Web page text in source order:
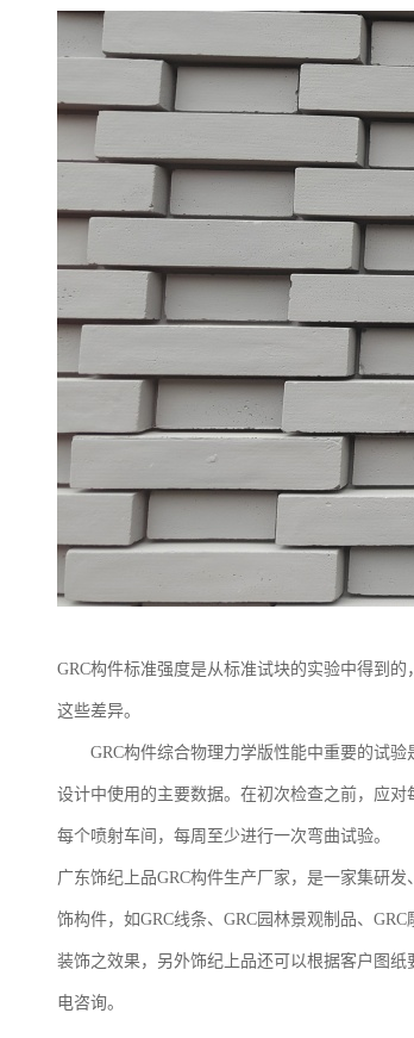
GRC构件标准强度是从标准试块的实验中得到
这些差异。
GRC构件综合物理力学版性能中重要的试验
设计中使用的主要数据。在初次检查之前，应
每个喷射车间，每周至少进行一次弯曲试验。
广东饰纪上品GRC构件生产厂家，是一家集研
饰构件，如GRC线条、GRC园林景观制品、
装饰之效果，另外饰纪上品还可以根据客户图
电咨询。